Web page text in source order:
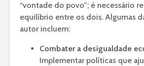
“vontade do povo”; é necessário
equilíbrio entre os dois. Algumas
autor incluem:
Combater a desigualdade
Implementar políticas que